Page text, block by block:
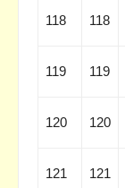
118 118
119 119
120 120
121 121